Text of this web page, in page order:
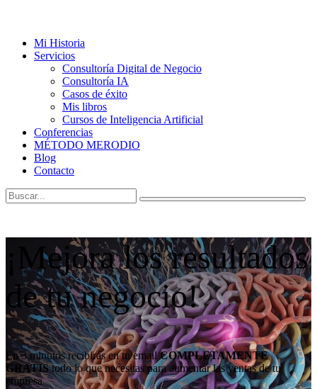
Mi Historia
Servicios
Consultoría Digital de Negocio
Consultoría IA
Casos de éxito
Mis libros
Cursos de Inteligencia Artificial
Conferencias
MÉTODO MERODIO
Blog
Contacto
¡Mejora los resultados
de tu negocio!
En 3 minutos recibirás en tu emailCOMPLETAMENTE
GRATIStodo lo que necesitas para aumentar las ventas de tu
empresa.